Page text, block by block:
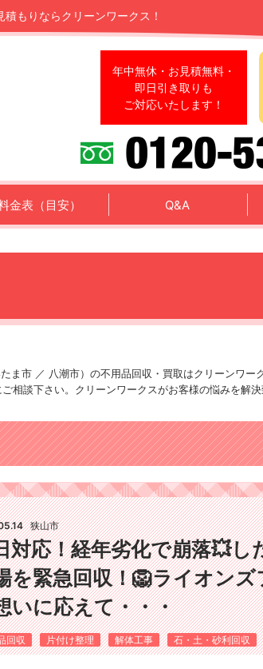
積もりならクリーンワークス！
年中無休・お見積無料・
即日引き取りも
ご対応いたします！
金表（目安） Q&A
ま市 ／ 八潮市）の不用品回収・買取はクリーンワー
相談下さい。クリーンワークスがお客様の悩みを解決
狭山市
対応！経年劣化で崩落💥し
を緊急回収！🦁ライオン
いに応えて・・・
回収 片付け整理 解体工事 石・土・砂利回収